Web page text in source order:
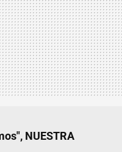
NUESTRA